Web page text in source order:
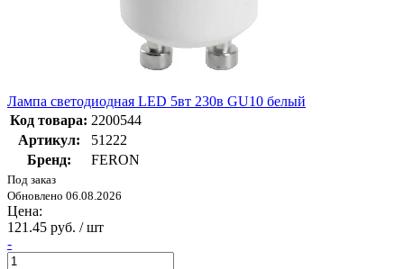
Лампа светодиодная LED 5вт 230в GU10 белый
Код товара: 2200544
Артикул:
51222
Бренд:
FERON
Под заказ
Обновлено 06.08.2026
Цена:
121.45 руб. / шт
-